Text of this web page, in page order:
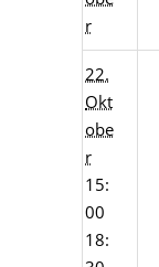
r
22.
Okt
obe
r
15:
00
18: